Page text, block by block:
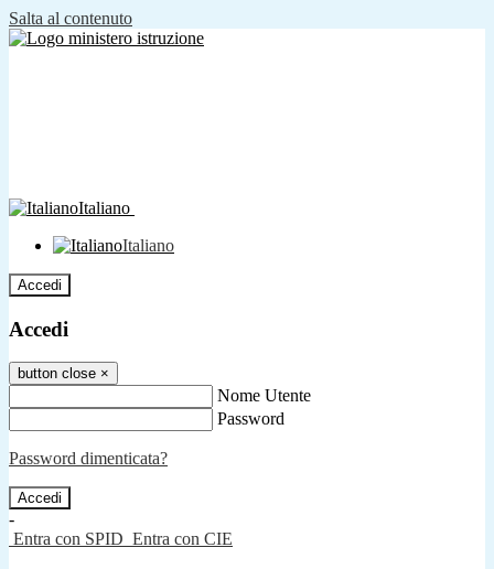
Salta al contenuto
Italiano
Italiano
Accedi
Accedi
button close ×
Nome Utente
Password
Password dimenticata?
-
Entra con SPID Entra con CIE